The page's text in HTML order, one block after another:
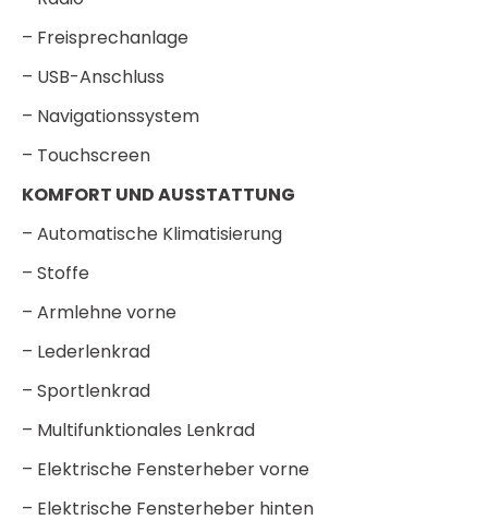
– Freisprechanlage
– USB-Anschluss
– Navigationssystem
– Touchscreen
KOMFORT UND AUSSTATTUNG
– Automatische Klimatisierung
– Stoffe
– Armlehne vorne
– Lederlenkrad
– Sportlenkrad
– Multifunktionales Lenkrad
– Elektrische Fensterheber vorne
– Elektrische Fensterheber hinten